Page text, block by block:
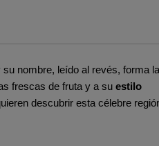
su nombre, leído al revés, forma la
frescas de fruta y a su estilo
descubrir esta célebre